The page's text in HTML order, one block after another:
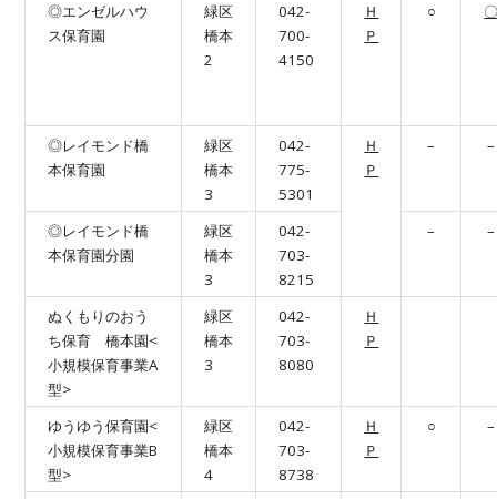
◎エンゼルハウ
ス保育園
緑区
橋本
2
042-
700-
4150
Ｈ
Ｐ
○
◎レイモンド橋
本保育園
緑区
橋本
3
042-
775-
5301
Ｈ
Ｐ
– –
◎レイモンド橋
本保育園分園
緑区
橋本
3
042-
703-
8215
– –
ぬくもりのおう
ち保育 橋本園<
小規模保育事業A
型>
緑区
橋本
3
042-
703-
8080
Ｈ
Ｐ
ゆうゆう保育園<
小規模保育事業B
型>
緑区
橋本
4
042-
703-
8738
Ｈ
Ｐ
○ –